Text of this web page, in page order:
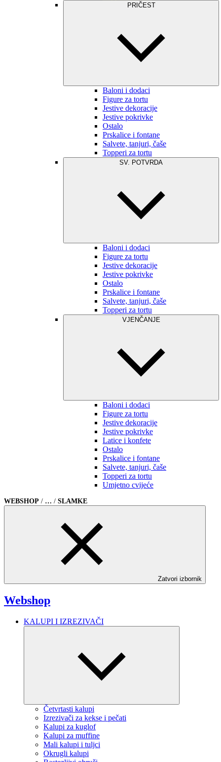
PRIČEST
Baloni i dodaci
Figure za tortu
Jestive dekoracije
Jestive pokrivke
Ostalo
Prskalice i fontane
Salvete, tanjuri, čaše
Topperi za tortu
SV. POTVRDA
Baloni i dodaci
Figure za tortu
Jestive dekoracije
Jestive pokrivke
Ostalo
Prskalice i fontane
Salvete, tanjuri, čaše
Topperi za tortu
VJENČANJE
Baloni i dodaci
Figure za tortu
Jestive dekoracije
Jestive pokrivke
Latice i konfete
Ostalo
Prskalice i fontane
Salvete, tanjuri, čaše
Topperi za tortu
Umjetno cvijeće
WEBSHOP / … / SLAMKE
Zatvori izbornik
Webshop
KALUPI I IZREZIVAČI
Četvrtasti kalupi
Izrezivači za kekse i pečati
Kalupi za kuglof
Kalupi za muffine
Mali kalupi i tuljci
Okrugli kalupi